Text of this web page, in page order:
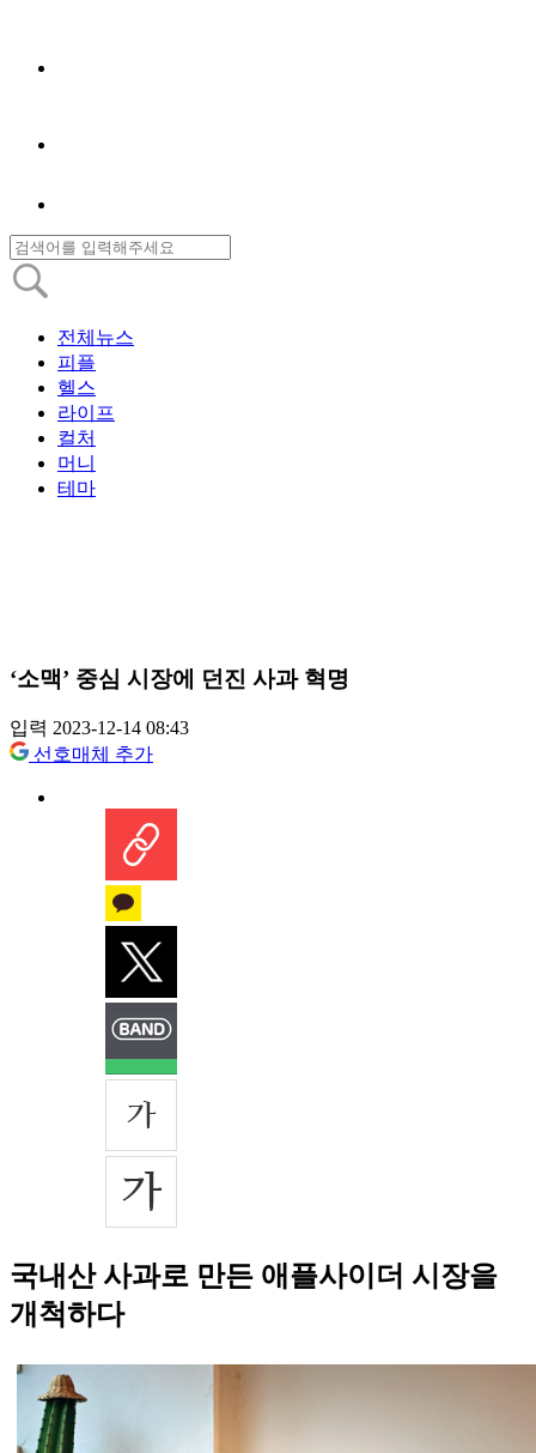
전체뉴스
피플
헬스
라이프
컬처
머니
테마
‘소맥’ 중심 시장에 던진 사과 혁명
입력 2023-12-14 08:43
선호매체 추가
국내산 사과로 만든 애플사이더 시장을
개척하다